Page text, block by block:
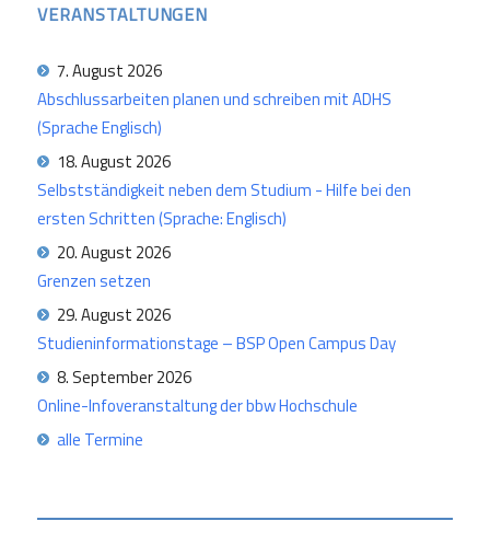
VERANSTALTUNGEN
7. August 2026
Abschlussarbeiten planen und schreiben mit ADHS
(Sprache Englisch)
18. August 2026
Selbstständigkeit neben dem Studium - Hilfe bei den
ersten Schritten (Sprache: Englisch)
20. August 2026
Grenzen setzen
29. August 2026
Studieninformationstage – BSP Open Campus Day
8. September 2026
Online-Infoveranstaltung der bbw Hochschule
alle Termine